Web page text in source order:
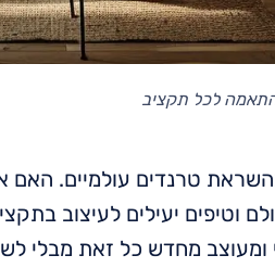
לכל תקציב
טרנדים עולמיים.
וטיפים יעילים לעיצוב
ומעוצב מחדש כל זאת מבלי